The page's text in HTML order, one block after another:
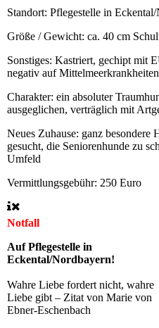
Standort: Pflegestelle in
Größe / Gewicht: ca. 40 cm
Sonstiges: Kastriert, gechipt mit
negativ auf
Charakter: ein absoluter
ausgeglichen, verträglich mit
Neues Zuhause: ganz besondere
gesucht, die Seniorenhunde zu
Umfeld
Vermittlungsgebühr: 250 Euro
Notfall
Auf Pflegestelle in
Eckental/Nordbayern!
Wahre Liebe fordert nicht, wahre
Liebe gibt – Zitat von Marie von
Ebner-Eschenbach